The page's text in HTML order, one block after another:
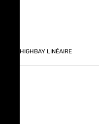
HIGHBAY LINÉAIRE